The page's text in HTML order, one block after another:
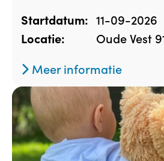
Startdatum: 11-09-2026
Locatie:
Oude Vest
Meer informatie